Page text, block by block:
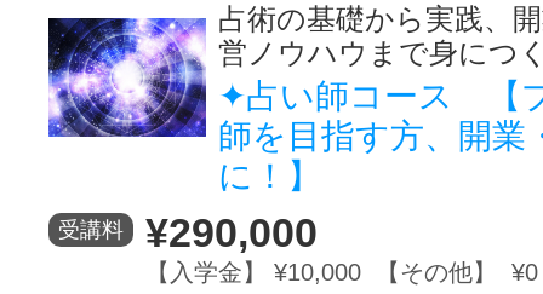
占術の基礎から実践、
営ノウハウまで身に
✦占い師コース 【
師を目指す方、開業
に！】
受講料 ¥290,000
【入学金】 ¥10,000 【その他】 ¥0